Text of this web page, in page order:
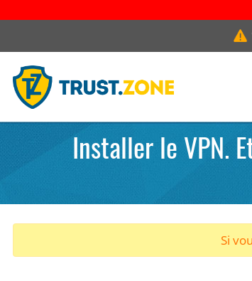
Installer le VPN.
Si